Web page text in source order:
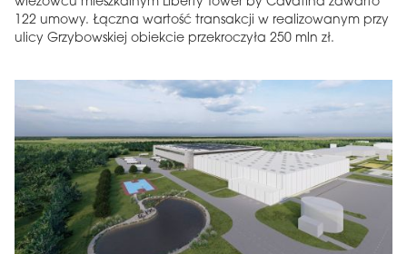
122 umowy. Łączna wartość transakcji w realizowanym przy
ulicy Grzybowskiej obiekcie przekroczyła 250 mln zł.